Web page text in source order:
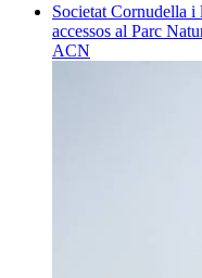
Societat Cornudella i
accessos al Parc
ACN